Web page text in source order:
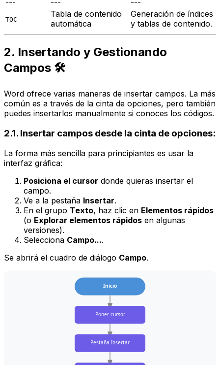
TOC
Tabla de contenido
automática
Generación de índices
y tablas de contenido.
2. Insertando y Gestionando
Campos 🛠️
Word ofrece varias maneras de insertar campos. La más
común es a través de la cinta de opciones, pero también
puedes insertarlos manualmente si conoces los códigos.
2.1. Insertar campos desde la cinta de opciones:
La forma más sencilla para principiantes es usar la
interfaz gráfica:
Posiciona el cursor donde quieras insertar el
campo.
Ve a la pestaña Insertar.
En el grupo Texto, haz clic en Elementos rápidos
(o Explorar elementos rápidos en algunas
versiones).
Selecciona Campo....
Se abrirá el cuadro de diálogo Campo.
Inicio
Poner cursor
Pestaña Insertar